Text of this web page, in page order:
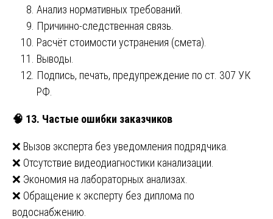
Анализ нормативных требований.
Причинно-следственная связь.
Расчёт стоимости устранения (смета).
Выводы.
Подпись, печать, предупреждение по ст. 307 УК
РФ.
🧠 13. Частые ошибки заказчиков
❌ Вызов эксперта без уведомления подрядчика.
❌ Отсутствие видеодиагностики канализации.
❌ Экономия на лабораторных анализах.
❌ Обращение к эксперту без диплома по
водоснабжению.